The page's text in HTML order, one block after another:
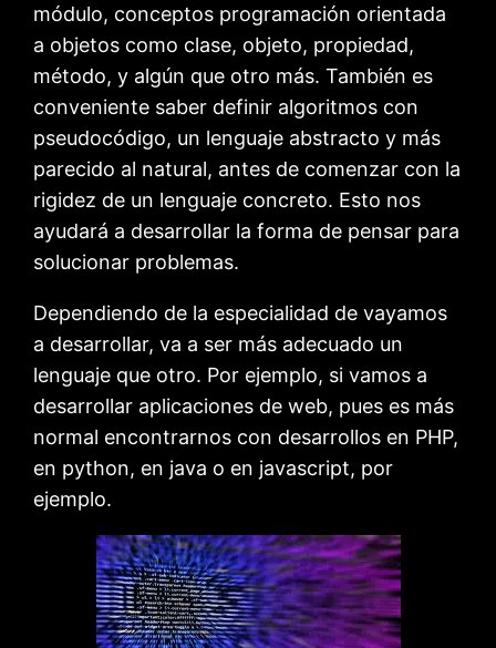
módulo, conceptos programación orientada
a objetos como clase, objeto, propiedad,
método, y algún que otro más. También es
conveniente saber definir algoritmos con
pseudocódigo, un lenguaje abstracto y más
parecido al natural, antes de comenzar con la
rigidez de un lenguaje concreto. Esto nos
ayudará a desarrollar la forma de pensar para
solucionar problemas.
Dependiendo de la especialidad de vayamos
a desarrollar, va a ser más adecuado un
lenguaje que otro. Por ejemplo, si vamos a
desarrollar aplicaciones de web, pues es más
normal encontrarnos con desarrollos en PHP,
en python, en java o en javascript, por
ejemplo.